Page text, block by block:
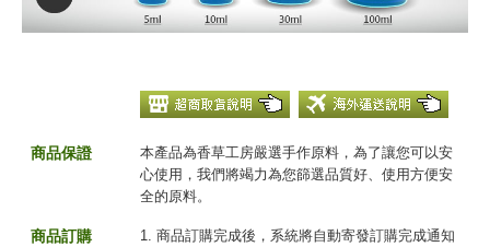
商品保證
本產品為香草工房嚴選手作原料，為了讓您可以安
心使用，我們將竭力為您篩選品質好、使用方便安
全的原料。
商品訂購
1. 商品訂購完成後，系統將自動寄發訂購完成通知